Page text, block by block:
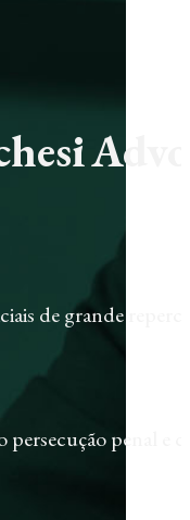
de grande
persecução penal e